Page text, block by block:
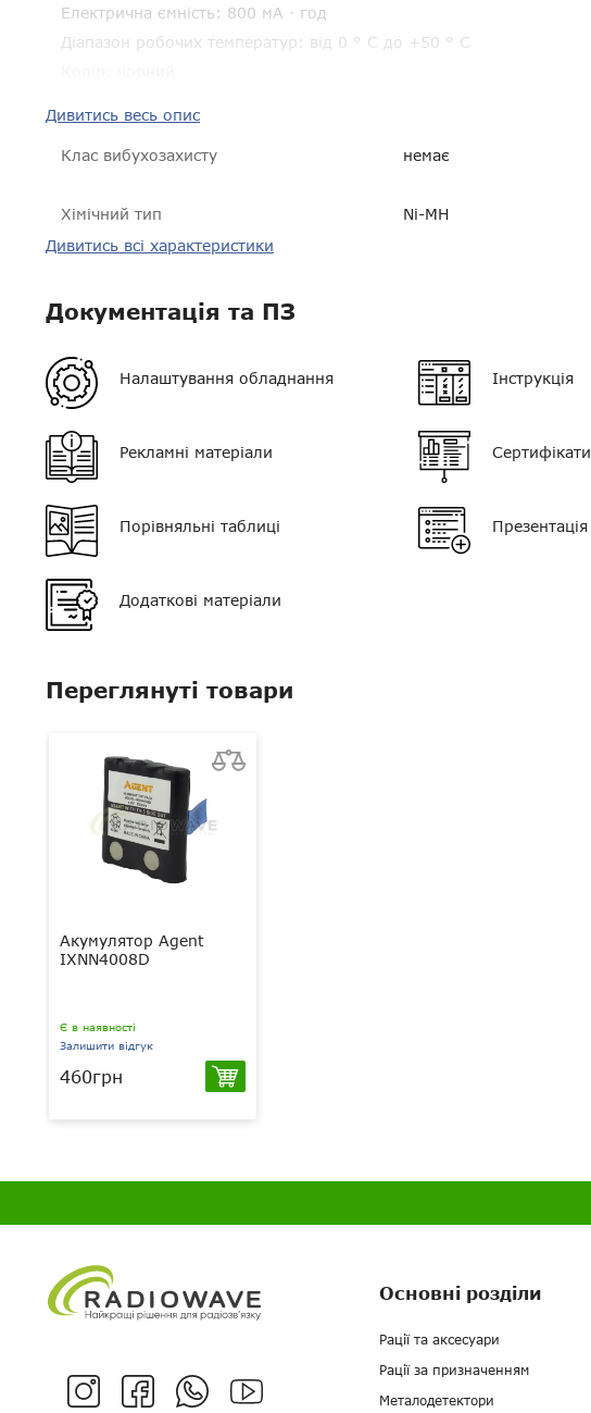
Електрична ємність: 800 мА · год
Діапазон робочих температур: від 0 ° С до +50 ° С
Дивитись весь опис
Клас вибухозахисту немає
Хімічний тип Ni-MH
Ємність АКБ
Пиловологозахист IP54
Розмір 55 * 65 * 30 мм
Вага 63 г
Колір
Напруга живлення, V 4.8
Дивитись всі характеристики
Документація та ПЗ
Налаштування обладнання Інструкція
Рекламні матеріали Сертифікати
Порівняльні таблиці Презентація
Додаткові матеріали
Переглянуті товари
Акумулятор Agent
IXNN4008D
Є в наявності
Залишити відгук
460грн
Основні розділи
Рації та аксесуари
Рації за призначенням
Металодетектори